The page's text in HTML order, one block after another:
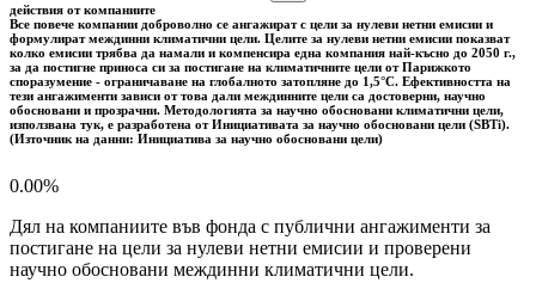
действия от компаниите
Все повече компании доброволно се ангажират с цели за нулеви нетни емисии и
формулират междинни климатични цели. Целите за нулеви нетни емисии показват
колко емисии трябва да намали и компенсира една компания най-късно до 2050 г.,
за да постигне приноса си за постигане на климатичните цели от Парижкото
споразумение - ограничаване на глобалното затопляне до 1,5°C. Ефективността на
тези ангажименти зависи от това дали междинните цели са достоверни, научно
обосновани и прозрачни. Методологията за научно обосновани климатични цели,
използвана тук, е разработена от Инициативата за научно обосновани цели (SBTi).
(Източник на данни: Инициатива за научно обосновани цели)
0.00%
Дял на компаниите във фонда с публични ангажименти за
постигане на цели за нулеви нетни емисии и проверени
научно обосновани междинни климатични цели.